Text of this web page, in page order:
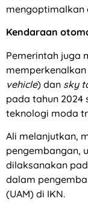
mengoptimalkan
Kendaraan
Pemerintah juga
vehicle) dan sky
pada tahun 2024
teknologi moda
Ali melanjutkan,
pengembangan,
dilaksanakan
dalam
(UAM) di IKN.